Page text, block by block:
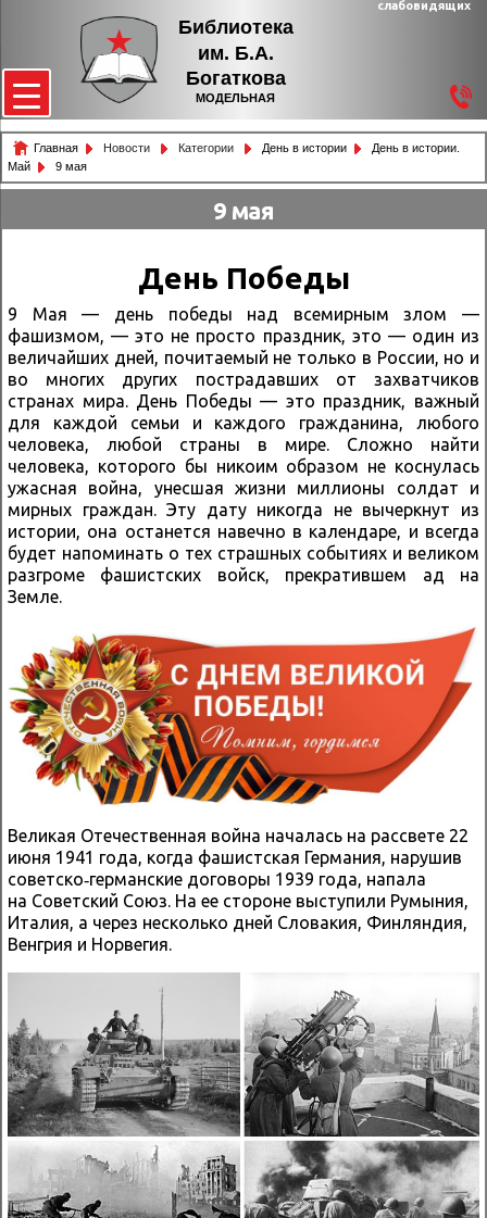
Библиотека
им. Б.А.
Богаткова
МОДЕЛЬНАЯ
слабовидящих
Главная Новости Категории День в истории
День в истории.
Май
9 мая
9 мая
День Победы
9 Мая — день победы над всемирным злом —
фашизмом, — это не просто праздник, это — один из
величайших дней, почитаемый не только в России, но и
во многих других пострадавших от захватчиков
странах мира. День Победы — это праздник, важный
для каждой семьи и каждого гражданина, любого
человека, любой страны в мире. Сложно найти
человека, которого бы никоим образом не коснулась
ужасная война, унесшая жизни миллионы солдат и
мирных граждан. Эту дату никогда не вычеркнут из
истории, она останется навечно в календаре, и всегда
будет напоминать о тех страшных событиях и великом
разгроме фашистских войск, прекратившем ад на
Земле.
Великая Отечественная война началась на рассвете 22
июня 1941 года, когда фашистская Германия, нарушив
советско‑германские договоры 1939 года, напала
на Советский Союз. На ее стороне выступили Румыния,
Италия, а через несколько дней Словакия, Финляндия,
Венгрия и Норвегия.